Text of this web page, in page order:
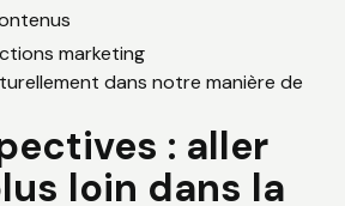
marketing
dans notre manière de
: aller
loin dans la